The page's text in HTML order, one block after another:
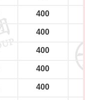
400
400
400
400
400